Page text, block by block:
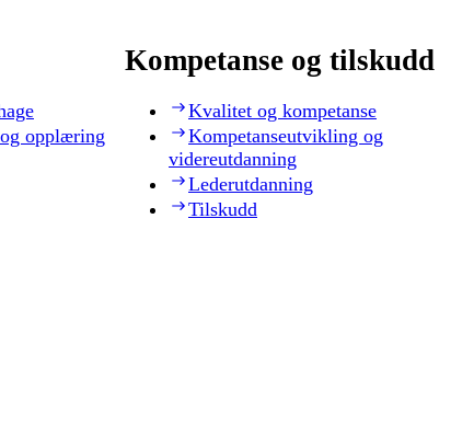
opplæring
Kompetanse og tilskudd
Kvalitet og kompetanse
Kompetanseutvikling og
videreutdanning
Lederutdanning
Tilskudd